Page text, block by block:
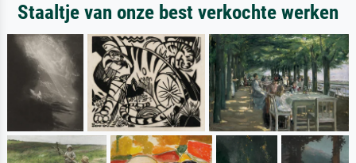
Staaltje van onze best verkochte werken